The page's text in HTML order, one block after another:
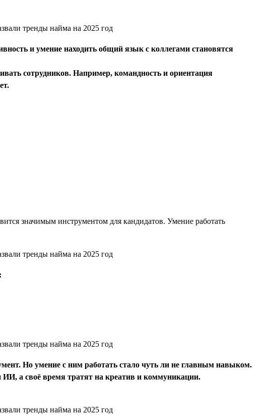
и умение находить общий язык с коллегами становятся
сотрудников. Например, командность и ориентация
значимым инструментом для кандидатов. Умение работать
Но умение с ним работать стало чуть ли не главным навыком.
а своё время тратят на креатив и коммуникации.